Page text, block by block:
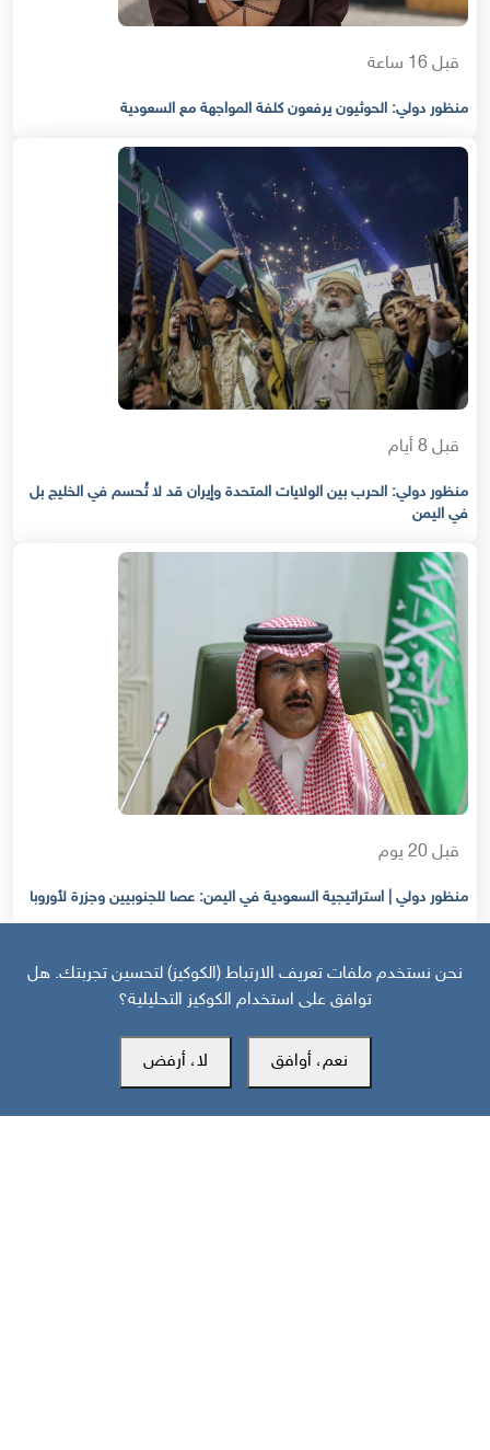
قبل 16 ساعة
منظور دولي: الحوثيون يرفعون كلفة المواجهة مع السعودية
قبل 8 أيام
منظور دولي: الحرب بين الولايات المتحدة وإيران قد لا تُحسم في الخليج بل
في اليمن
قبل 20 يوم
منظور دولي | استراتيجية السعودية في اليمن: عصا للجنوبيين وجزرة لأوروبا
نحن نستخدم ملفات تعريف الارتباط (الكوكيز) لتحسين تجربتك. هل
توافق على استخدام الكوكيز التحليلية؟
نعم، أوافق لا، أرفض